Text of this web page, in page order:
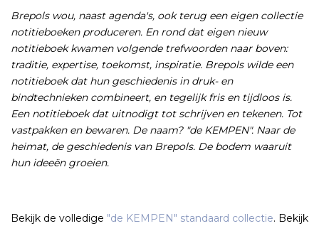
Brepols wou, naast agenda's, ook terug een eigen collectie
notitieboeken produceren. En rond dat eigen nieuw
notitieboek kwamen volgende trefwoorden naar boven:
traditie, expertise, toekomst, inspiratie. Brepols wilde een
notitieboek dat hun geschiedenis in druk- en
bindtechnieken combineert, en tegelijk fris en tijdloos is.
Een notitieboek dat uitnodigt tot schrijven en tekenen. Tot
vastpakken en bewaren. De naam? "de KEMPEN". Naar de
heimat, de geschiedenis van Brepols. De bodem waaruit
hun ideeën groeien.
Bekijk de volledige "de KEMPEN" standaard collectie. Bekijk